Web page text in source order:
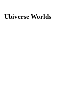
Ubiverse Worlds